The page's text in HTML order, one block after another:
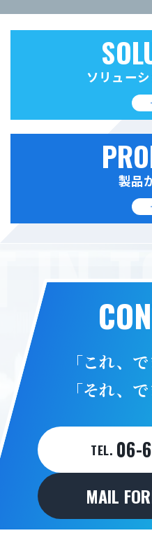
ソリュー
製品
IN
「これ、
「それ、
TEL. 06-
MAIL